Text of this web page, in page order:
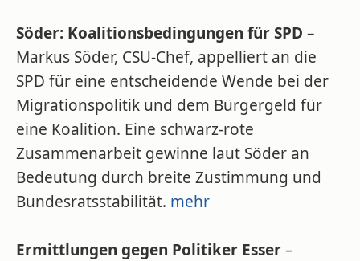
Söder: Koalitionsbedingungen für SPD –
Markus Söder, CSU-Chef, appelliert an die
SPD für eine entscheidende Wende bei der
Migrationspolitik und dem Bürgergeld für
eine Koalition. Eine schwarz-rote
Zusammenarbeit gewinne laut Söder an
Bedeutung durch breite Zustimmung und
Bundesratsstabilität. mehr
Ermittlungen gegen Politiker Esser–